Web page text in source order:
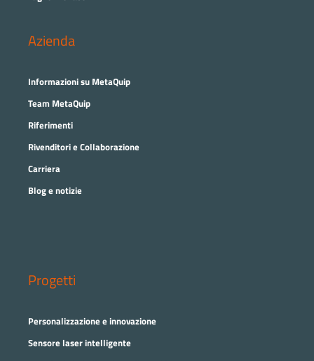
Azienda
Informazioni su MetaQuip
Team MetaQuip
Riferimenti
Rivenditori e Collaborazione
Carriera
Blog e notizie
Progetti
Personalizzazione e innovazione
Sensore laser intelligente